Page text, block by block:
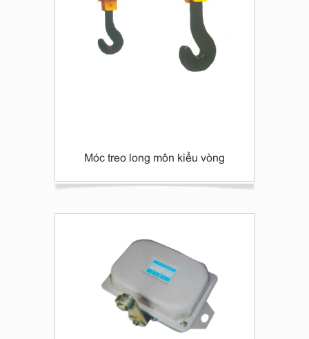
Móc treo long môn kiểu vòng